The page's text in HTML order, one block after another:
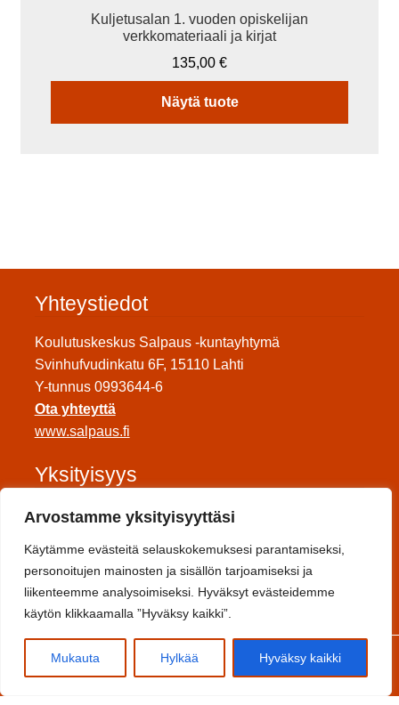
Arvostamme yksityisyyttäsi
Käytämme evästeitä selauskokemuksesi parantamiseksi,
personoitujen mainosten ja sisällön tarjoamiseksi ja
liikenteemme analysoimiseksi. Hyväksyt evästeidemme
käytön klikkaamalla ”Hyväksy kaikki”.
Mukauta Hylkää Hyväksy kaikki
Kuljetusalan 1. vuoden opiskelijan
verkkomateriaali ja kirjat
135,00 €
Näytä tuote
Yhteystiedot
Koulutuskeskus Salpaus -kuntayhtymä
Svinhufvudinkatu 6F, 15110 Lahti
Y-tunnus 0993644-6
Ota yhteyttä
www.salpaus.fi
Yksityisyys
Tietosuojaseloste
Toimitusehdot
Sosiaalinen media
Etsi:
Haku
0